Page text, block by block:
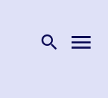
search menu